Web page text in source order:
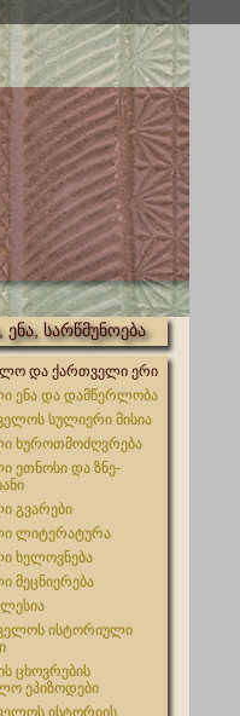
ენა, სარწმუნოება
და ქართველი ერი
ენა და დამწერლობა
სულიერი მისია
ხუროთმოძღვრება
ეთნოსი და ზნე-
გვარები
ლიტერატურა
ხელოვნება
მეცნიერება
ისტორიული
ცხოვრების
ეპიზოდები
ისტორიის